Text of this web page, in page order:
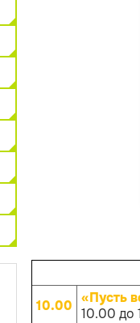
10.00 «Пусть
10.00 до